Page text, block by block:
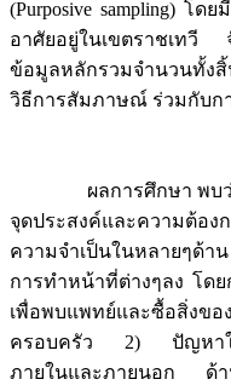
(Purposive sampling) โ
อาศัยอยู่ในเขตราชเทวี
ข้อมูลหลักรวมจำนวนทั้ง
วิธีการสัมภาษณ์ ร่วมกับกา
ผลการศึกษา พบว่า
จุดประสงค์และความต้อง
ความจำเป็นในหลายๆด้
การทำหน้าที่ต่างๆลง โดย
เพื่อพบแพทย์และซื้อสิ่งข
ครอบครัว 2) ปัญหาใน
ภายในและภายนอก ด้า